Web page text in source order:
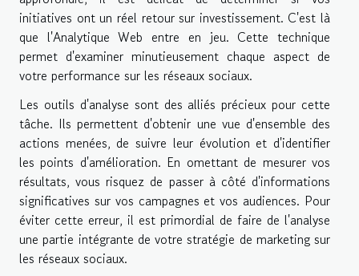
initiatives ont un réel retour sur investissement. C'est là
que l'Analytique Web entre en jeu. Cette technique
permet d'examiner minutieusement chaque aspect de
votre performance sur les réseaux sociaux.
Les outils d'analyse sont des alliés précieux pour cette
tâche. Ils permettent d'obtenir une vue d'ensemble des
actions menées, de suivre leur évolution et d'identifier
les points d'amélioration. En omettant de mesurer vos
résultats, vous risquez de passer à côté d'informations
significatives sur vos campagnes et vos audiences. Pour
éviter cette erreur, il est primordial de faire de l'analyse
une partie intégrante de votre stratégie de marketing sur
les réseaux sociaux.